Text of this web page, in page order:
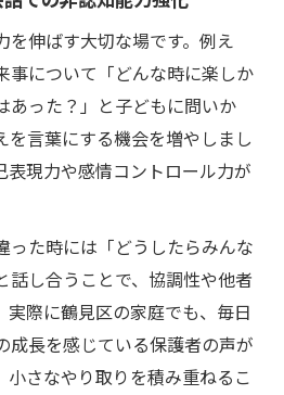
を伸ばす大切な場です。例え
事について「どんな時に楽しか
あった？」と子どもに問いか
を言葉にする機会を増やしまし
表現力や感情コントロール力が
った時には「どうしたらみんな
話し合うことで、協調性や他者
実際に鶴見区の家庭でも、毎日
成長を感じている保護者の声が
小さなやり取りを積み重ねるこ